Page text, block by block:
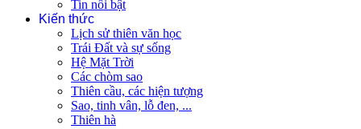
Tin nổi bật
Kiến thức
Lịch sử thiên văn học
Trái Đất và sự sống
Hệ Mặt Trời
Các chòm sao
Thiên cầu, các hiện tượng
Sao, tinh vân, lỗ đen, ...
Thiên hà